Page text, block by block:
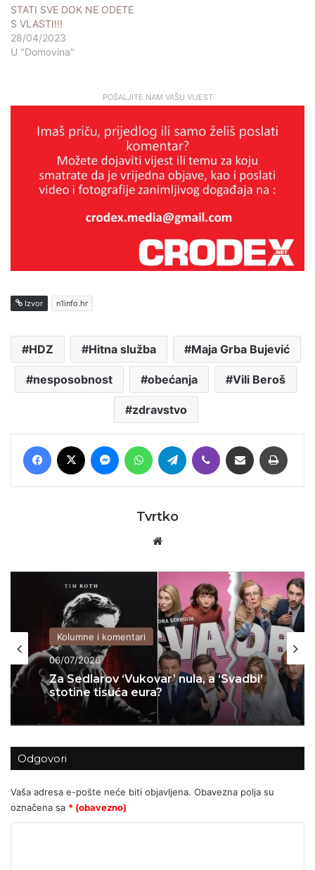
STATI SVE DOK NE ODETE
S VLASTI!!!
28/04/2023
U "Domovina"
POŠALJITE NAM VAŠU VIJEST
Izvor n1info.hr
HDZ Hitna služba Maja Grba Bujević
nesposobnost obećanja Vili Beroš
zdravstvo
Facebook MessengerWhatsAppTelegram Viber Podijeli putem E-maila
Tvrtko
Kolumne i komentari
06/07/2026
Za Sedlarov ‘Vukovar’ nula, a ‘Svadbi’
stotine tisuća eura?
Odgovori
Vaša adresa e-pošte neće biti objavljena. Obavezna polja su
označena sa * (obavezno)